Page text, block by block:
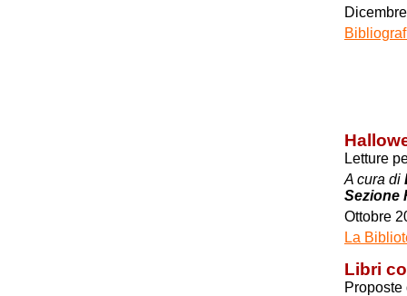
Letture
A cura di
Sezione
Ottobre
La
Libri
Proposte